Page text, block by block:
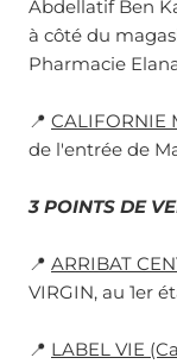
Abdellatif Ben
à côté du
Pharmacie
📍 CALIFORNIE
de l'entrée de
3 POINTS DE
📍 ARRIBAT
VIRGIN, au 1er
📍 LABEL VIE